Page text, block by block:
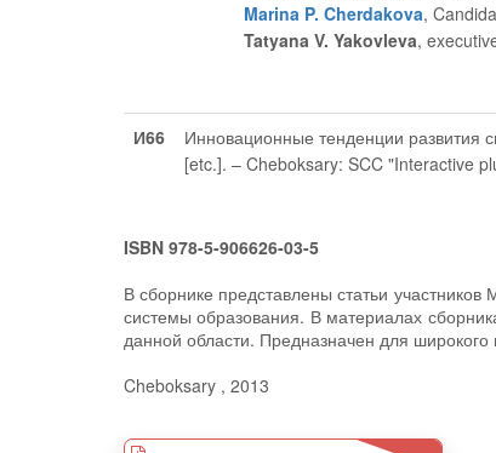
Marina P. Cherdakova,
Tatyana V. Yakovleva,
И66
Инновационные тенденции развития
[etc.]. – Cheboksary: SCC "Interactive
ISBN 978-5-906626-03-5
В сборнике представлены статьи
системы образования. В материалах
данной области. Предназначен для широкого
Cheboksary , 2013